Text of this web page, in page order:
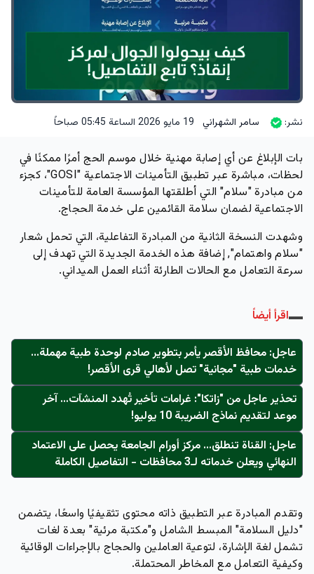
نشر: سامر الشهراني 19 مايو 2026 الساعة 05:45 صباحاً
بات الإبلاغ عن أي إصابة مهنية خلال موسم الحج أمرًا ممكنًا في
لحظات، مباشرة عبر تطبيق التأمينات الاجتماعية "GOSI"
، كجزء
من مبادرة "سلام" التي أطلقتها المؤسسة العامة للتأمينات
الاجتماعية لضمان سلامة القائمين على خدمة الحجاج.
وشهدت النسخة الثانية من المبادرة التفاعلية، التي تحمل شعار
"سلام واهتمام", إضافة هذه الخدمة الجديدة التي تهدف إلى
سرعة التعامل مع الحالات الطارئة أثناء العمل الميداني.
اقرأ أيضاً
عاجل: محافظ الأقصر يأمر بتطوير صادم لوحدة طبية مهملة...
خدمات طبية "مجانية" تصل لأهالي قرى الأقصر!
تحذير عاجل من "زاتكا": غرامات تأخير تُهدد المنشآت… آخر
موعد لتقديم نماذج الضريبة 10 يوليو!
عاجل: القناة تنطلق... مركز أورام الجامعة يحصل على الاعتماد
النهائي ويعلن خدماته لـ3 محافظات - التفاصيل الكاملة
وتقدم المبادرة عبر التطبيق ذاته محتوى تثقيفيًا واسعًا، يتضمن
"دليل السلامة" المبسط الشامل و"مكتبة مرئية" بعدة لغات
تشمل لغة الإشارة، لتوعية العاملين والحجاج بالإجراءات الوقائية
وكيفية التعامل مع المخاطر المحتملة.